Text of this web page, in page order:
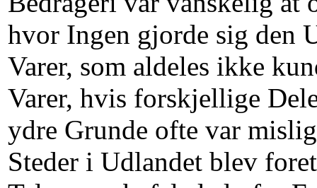
hvor Ingen gjorde sig den
Varer, som aldeles ikke
Varer, hvis forskjellige
ydre Grunde ofte var
Steder i Udlandet blev